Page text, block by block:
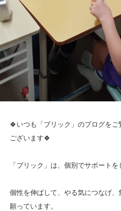
🍀いつも「ブリック」のブログを
ございます🍀
「ブリック」は、個別でサポートを
個性を伸ばして、やる気につなげ
願っています。